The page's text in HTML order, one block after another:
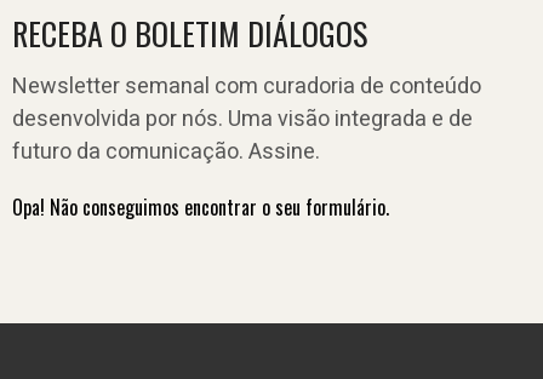
RECEBA O BOLETIM DIÁLOGOS
Newsletter semanal com curadoria de conteúdo
desenvolvida por nós. Uma visão integrada e de
futuro da comunicação. Assine.
Opa! Não conseguimos encontrar o seu formulário.